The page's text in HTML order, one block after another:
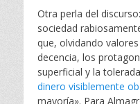
Otra perla del
sociedad
que, olvidando
decencia, los
superficial y la
dinero visiblemente
mayoría». Para